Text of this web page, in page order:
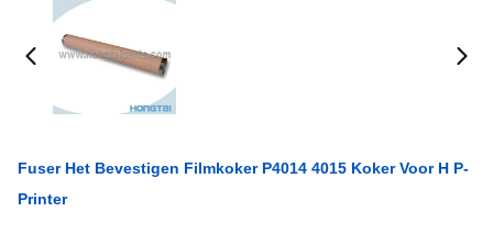
Fuser Het Bevestigen Filmkoker P4014 4015 Koker Voor H P-
Printer